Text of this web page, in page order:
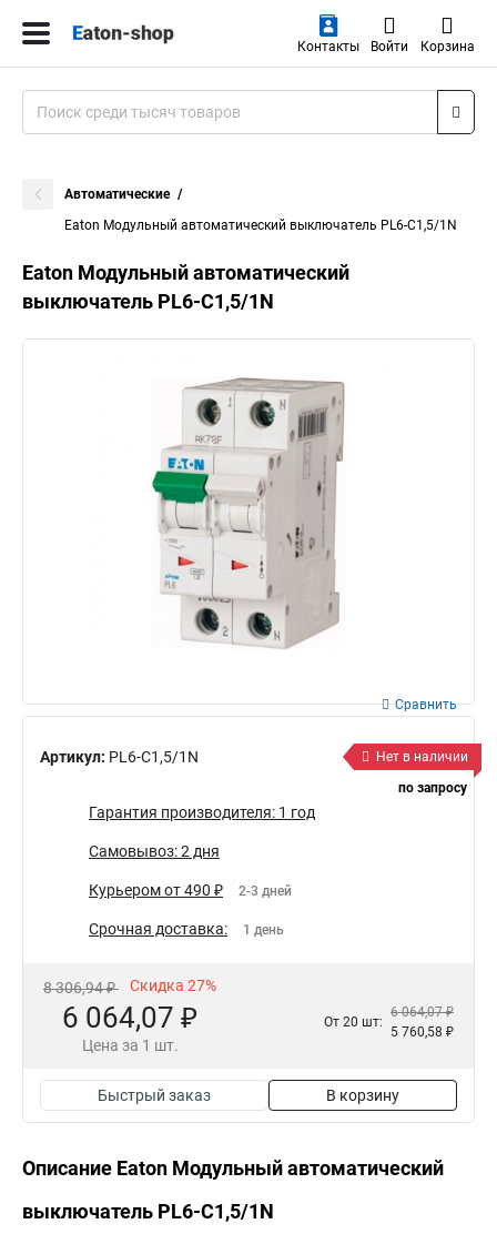
Контакты Войти Корзина
Автоматические
Eaton Модульный автоматический выключатель PL6-C1,5/1N
Eaton Модульный автоматический
выключатель PL6-C1,5/1N
Артикул: PL6-C1,5/1N
Сравнить
Нет в наличии
по запросу
Гарантия производителя: 1 год
Самовывоз: 2 дня
Курьером от 490 ₽ 2-3 дней
Срочная доставка: 1 день
8 306,94 ₽ Скидка 27%
6 064,07 ₽
Цена за 1 шт.
От 20 шт:
6 064,07 ₽
5 760,58 ₽
Быстрый заказ В корзину
Описание Eaton Модульный автоматический
выключатель PL6-C1,5/1N